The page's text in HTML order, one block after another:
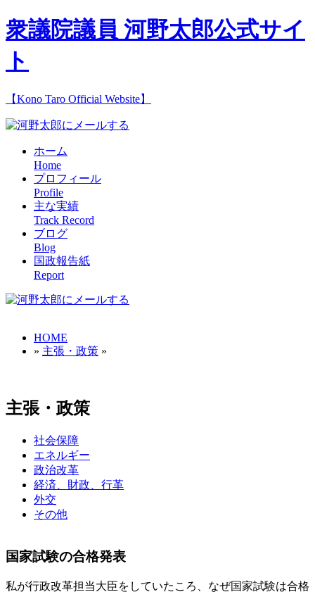
衆議院議員 河野太郎公式サイ
ト
【Kono Taro Official Website】
ホーム
Home
プロフィール
Profile
主な実績
Track Record
ブログ
Blog
国政報告紙
Report
HOME
» 主張・政策 »
主張・政策
社会保障
エネルギー
政治改革
経済、財政、行革
外交
その他
国家試験の合格発表
私が行政改革担当大臣をしていたころ、なぜ国家試験は合格